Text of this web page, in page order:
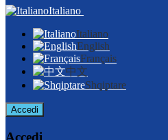
Italiano
Italiano
English
Français
中文
Shqiptare
Accedi
Accedi